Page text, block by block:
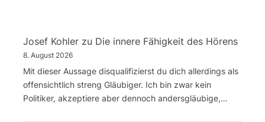
Josef Kohler zu Die innere Fähigkeit des Hörens
8. August 2026
Mit dieser Aussage disqualifizierst du dich allerdings als
offensichtlich streng Gläubiger. Ich bin zwar kein
Politiker, akzeptiere aber dennoch andersgläubige,…